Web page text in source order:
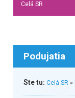
Celá SR
Podujatia
Ste tu: Celá SR»